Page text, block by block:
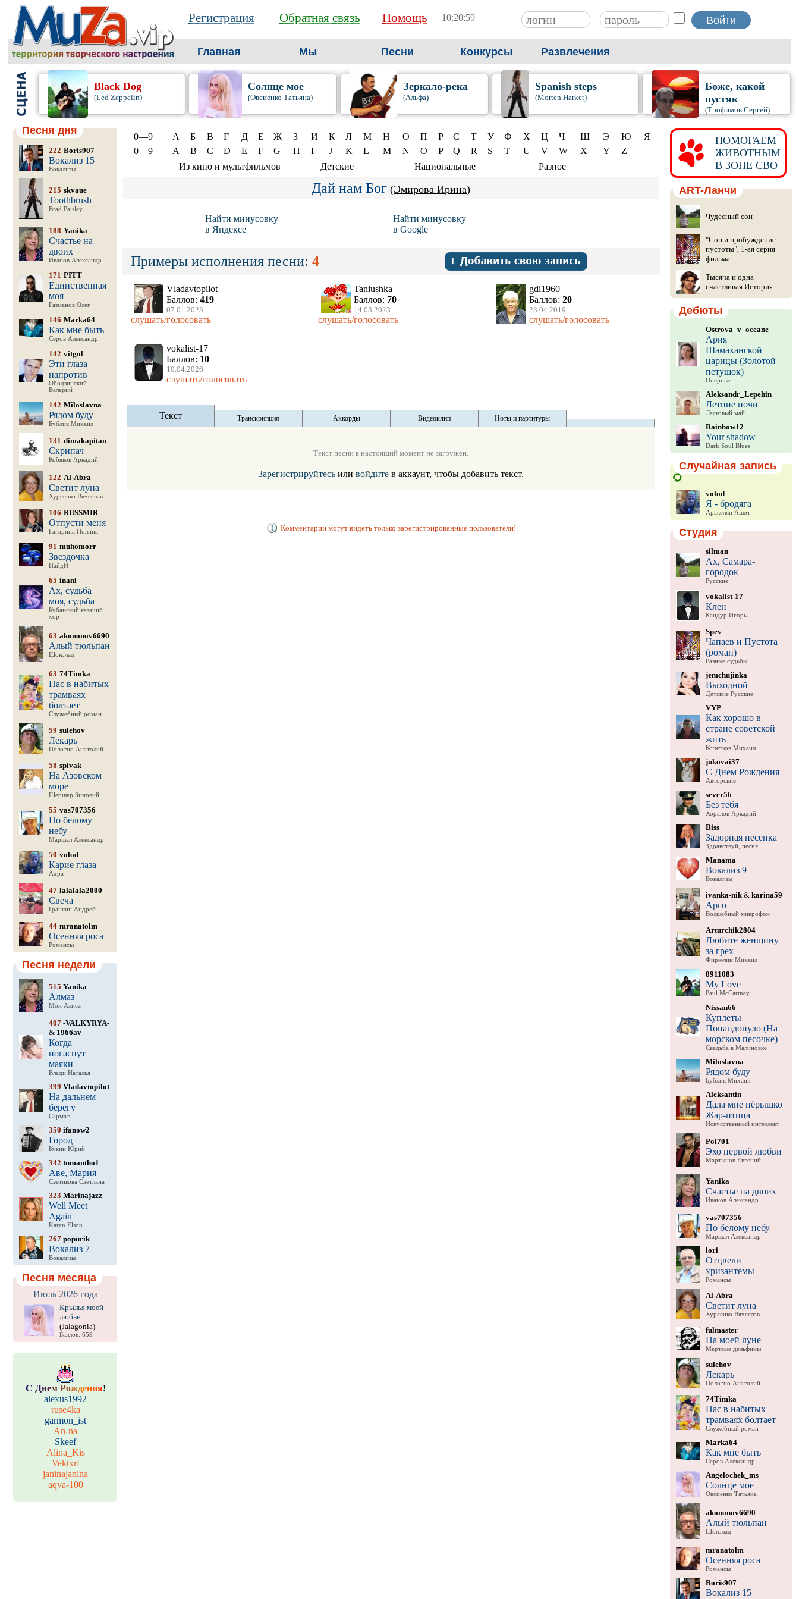
Регистрация Обратная связь Помощь 10:21:00
Главная Мы Песни Конкурсы Развлечения
Black Dog
(Led Zeppelin)
Солнце мое
(Овсиенко Татьяна)
Зеркало-река
(Альфа)
Spanish steps
(Morten Harket)
Боже, какой
пустяк
(Трофимов Сергей)
Песня дня
222 Boris907
Вокализ 15
Вокализы
215 skvaue
Toothbrush
Brad Paisley
188 Yanika
Счастье на
двоих
Иванов Александр
171 PITT
Единственная
моя
Газманов Олег
146 Marka64
Как мне быть
Серов Александр
142 vitgol
Эти глаза
напротив
Ободзинский
Валерий
142 Miloslavna
Рядом буду
Бублик Михаил
131 dimakapitan
Скрипач
Кобяков Аркадий
122 Al-Abra
Светит луна
Хурсенко Вячеслав
106 RUSSMIR
Отпусти меня
Гагарина Полина
91 muhomorr
Звездочка
НайдИ
65 inani
Ах, судьба
моя, судьба
Кубанский казачий
хор
63 akononov6690
Алый тюльпан
Шоколад
63 74Timka
Нас в набитых
трамваях
болтает
Служебный роман
59 sulehov
Лекарь
Полотно Анатолий
58 spivak
На Азовском
море
Шершер Зиновий
55 vas707356
По белому
небу
Маршал Александр
50 volod
Карие глаза
Ахра
47 lalalala2000
Свеча
Гранкин Андрей
44 mranatolm
Осенняя роса
Романсы
Песня недели
515 Yanika
Алмаз
Мон Алиса
407-VALKYRYA-
& 1966av
Когда
погаснут
маяки
Влади Наталья
399 Vladavtopilot
На дальнем
берегу
Сармат
350 ifanow2
Город
Кукин Юрий
342 tumantho1
Аве, Мария
Светикова Светлана
323 Marinajazz
Well Meet
Again
Karen Elson
267popurik
Вокализ 7
Вокализы
Песня месяца
Июль 2026 года
Крылья моей
любви
(Jalagonia)
Баллов: 659
С Днем Рождения!
alexus1992
ruse4ka
garmon_ist
An-na
Skeef
Alina_Kis
Vektxrf
janinajanina
aqva-100
0—9 А Б В Г Д Е Ж З И К Л М Н О П Р С Т У Ф Х Ц Ч Ш Э Ю
Я
0—9
A B C D E F G H I J K L M N O P Q R S T U V W X Y
Z
Из кино и мультфильмов
Детские Национальные Разное
Дай нам Бог (Эмирова Ирина)
Найти минусовку
в Яндексе
Найти минусовку
в Google
Примеры исполнения песни: 4
Vladavtopilot
Баллов: 419
07.01.2023
слушать/голосовать
Taniushka
Баллов: 70
14.03.2023
слушать/голосовать
gdi1960
Баллов: 20
23.04.2019
слушать/голосовать
vokalist-17
Баллов: 10
10.04.2026
слушать/голосовать
Текст Транскрипция Аккорды Видеоклип Ноты и партитуры
Текст песни в настоящий момент не загружен.
Зарегистрируйтесь или войдите в аккаунт, чтобы добавить текст.
Комментарии могут видеть только зарегистрированные пользователи!
ПОМОГАЕМ
ЖИВОТНЫМ
В ЗОНЕ СВО
ART-Ланчи
Чудесный сон
"Сон и пробуждение
пустоты", 1-ая серия
фильма
Тысяча и одна
счастливая История
Дебюты
Ostrova_v_oceane
Ария
Шамаханской
царицы (Золотой
петушок)
Оперные
Aleksandr_Lepehin
Летние ночи
Ласковый май
Rainbow12
Your shadow
Dark Soul Blues
Случайная запись
volod
Я - бродяга
Аракелян Ашот
Студия
silman
Ах, Самара-
городок
Русские
vokalist-17
Клен
Кандур Игорь
Spev
Чапаев и Пустота
(роман)
Разные судьбы
jemchujinka
Выходной
Детские Русские
VYP
Как хорошо в
стране советской
жить
Кочетков Михаил
jukovai37
С Днем Рождения
Авторские
sever56
Без тебя
Хоралов Аркадий
Biss
Задорная песенка
Здравствуй, песня
Manama
Вокализ 9
Вокализы
ivanka-nik& karina59
Арго
Волшебный микрофон
Arturchik2804
Любите женщину
за грех
Фирюлин Михаил
8911083
My Love
Paul McCartney
Nissan66
Куплеты
Попандопуло (На
морском песочке)
Свадьба в Малиновке
Miloslavna
Рядом буду
Бублик Михаил
Aleksantin
Дала мне пёрышко
Жар-птица
Искусственный интеллект
Pol701
Эхо первой любви
Мартынов Евгений
Yanika
Счастье на двоих
Иванов Александр
vas707356
По белому небу
Маршал Александр
lori
Отцвели
хризантемы
Романсы
Al-Abra
Светит луна
Хурсенко Вячеслав
fulmaster
На моей луне
Мертвые дельфины
sulehov
Лекарь
Полотно Анатолий
74Timka
Нас в набитых
трамваях болтает
Служебный роман
Marka64
Как мне быть
Серов Александр
Angelochek_ms
Солнце мое
Овсиенко Татьяна
akononov6690
Алый тюльпан
Шоколад
mranatolm
Осенняя роса
Романсы
Boris907
Вокализ 15